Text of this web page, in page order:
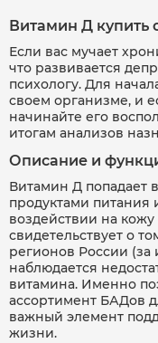
Витамин Д купить
Если вас мучает
что развивается
психологу. Для
своем организме, и
начинайте его
итогам анализов
Описание и
Витамин Д попадает
продуктами питания
воздействии на
свидетельствует о
регионов России
наблюдается
витамина. Именно
ассортимент БАДов
важный элемент
жизни.